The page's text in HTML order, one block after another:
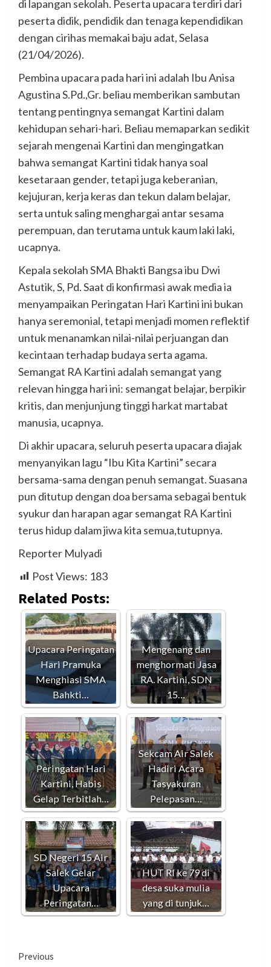
di lapangan sekolah. Peserta upacara terdiri dari
peserta didik, pendidik dan tenaga kependidikan
dengan cirihas memakai baju adat, Selasa
(21/04/2026).
Pembina upacara pada hari ini adalah Ibu Anisa
Agustina S.Pd.,Gr. beliau memberikan sambutan
tentang pentingnya semangat Kartini dalam
kehidupan sehari-hari. Beliau memaparkan sedikit
sejarah mengenai Kartini dan mengingatkan
bahwa semangat Kartini tidak hanya soal
kesetaraan gender, tetapi juga keberanian,
kejujuran, kerja keras dan tekun dalam belajar,
serta untuk saling menghargai antar sesama
perempuan, dan terutama untuk kaum laki laki,
ucapnya.
Kepala sekolah SMA Bhakti Bangsa ibu Dwi
Astutik, S, Pd. Saat di konfirmasi awak media ia
menyampaikan Peringatan Hari Kartini ini bukan
hanya seremonial, tetapi menjadi momen reflektif
untuk menanamkan nilai-nilai perjuangan dan
kecintaan terhadap budaya serta agama.
Semangat RA Kartini adalah semangat yang
relevan hingga hari ini: semangat belajar, berpikir
kritis, dan menjunjung tinggi harkat martabat
manusia, ucapnya.
Di akhir upacara, seluruh peserta upacara diajak
menyanyikan lagu “Ibu Kita Kartini” secara
bersama-sama dengan penuh semangat. Suasana
pun ditutup dengan doa bersama sebagai bentuk
syukur dan harapan agar semangat RA Kartini
terus hidup dalam jiwa kita semua,tutupnya.
Reporter Mulyadi
Post Views: 183
Related Posts:
Upacara Peringatan
Hari Pramuka
Menghiasi SMA
Bahkti…
Mengenang dan
menghormati Jasa
RA. Kartini, SDN
15…
Peringatan Hari
Kartini, Habis
Gelap Terbitlah…
Sekcam Air Salek
Hadiri Acara
Tasyakuran
Pelepasan…
SD Negeri 15 Air
Salek Gelar
Upacara
Peringatan…
HUT RI ke 79 di
desa suka mulia
yang di tunjuk…
Continue
Previous